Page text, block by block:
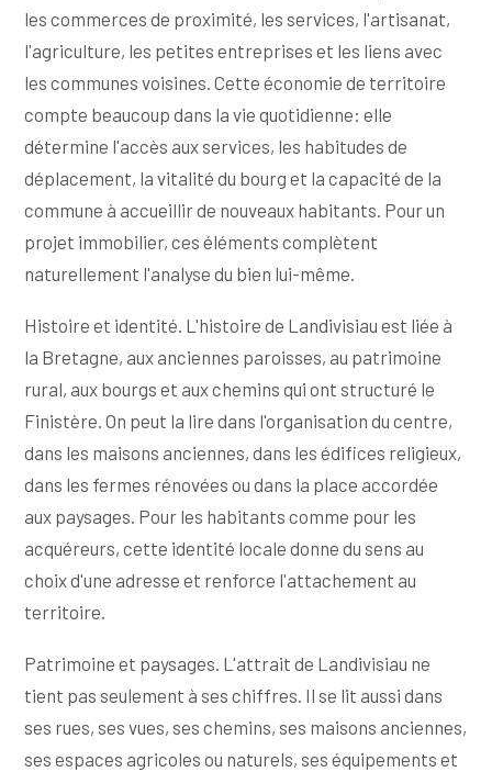
les commerces de proximité, les services, l'artisanat,
l'agriculture, les petites entreprises et les liens avec
les communes voisines. Cette économie de territoire
compte beaucoup dans la vie quotidienne: elle
détermine l'accès aux services, les habitudes de
déplacement, la vitalité du bourg et la capacité de la
commune à accueillir de nouveaux habitants. Pour un
projet immobilier, ces éléments complètent
naturellement l'analyse du bien lui-même.
Histoire et identité. L'histoire de Landivisiau est liée à
la Bretagne, aux anciennes paroisses, au patrimoine
rural, aux bourgs et aux chemins qui ont structuré le
Finistère. On peut la lire dans l'organisation du centre,
dans les maisons anciennes, dans les édifices religieux,
dans les fermes rénovées ou dans la place accordée
aux paysages. Pour les habitants comme pour les
acquéreurs, cette identité locale donne du sens au
choix d'une adresse et renforce l'attachement au
territoire.
Patrimoine et paysages. L'attrait de Landivisiau ne
tient pas seulement à ses chiffres. Il se lit aussi dans
ses rues, ses vues, ses chemins, ses maisons anciennes,
ses espaces agricoles ou naturels, ses équipements et